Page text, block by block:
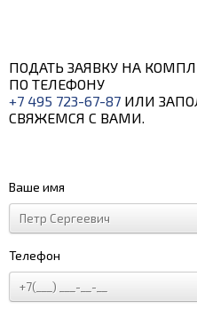
ПОДАТЬ ЗАЯВКУ НА
ПО ТЕЛЕФОНУ
+7 495 723-67-87 ИЛИ
СВЯЖЕМСЯ С ВАМИ.
Ваше имя
Телефон